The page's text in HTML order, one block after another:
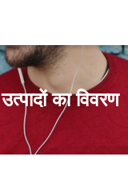
उत्पादों का विवरण